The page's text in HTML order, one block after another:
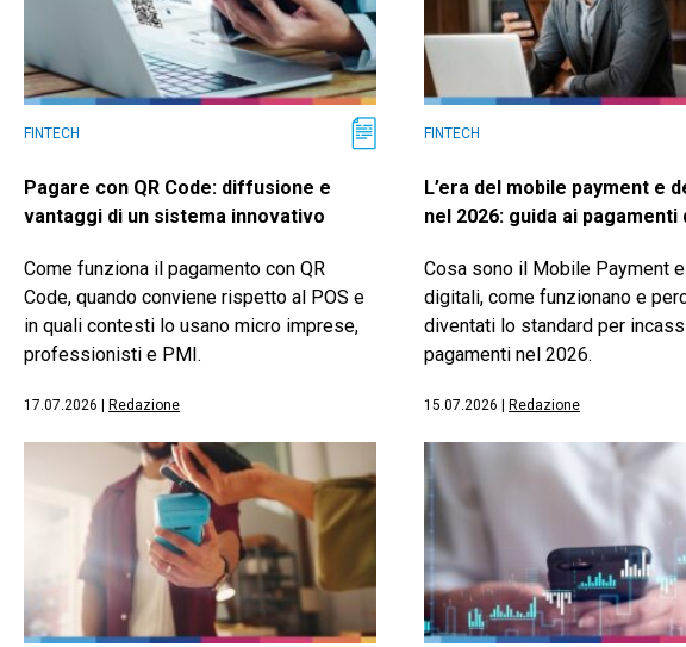
FINTECH
Pagare con QR Code: diffusione e
vantaggi di un sistema innovativo
Come funziona il pagamento con QR
Code, quando conviene rispetto al POS e
in quali contesti lo usano micro imprese,
professionisti e PMI.
17.07.2026 Redazione
FINTECH
L’era del mobile payment e
nel 2026: guida ai
Cosa sono il Mobile Payment
digitali, come funzionano e
diventati lo standard per
pagamenti nel 2026.
15.07.2026 Redazione